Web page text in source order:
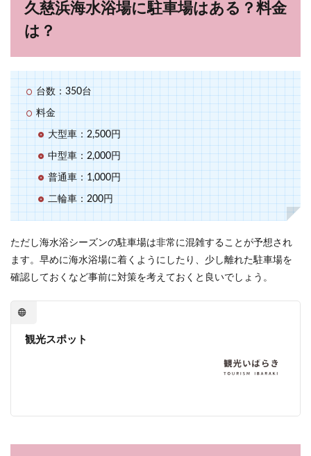
久慈浜海水浴場に駐車場はある？料金
は？
台数：350台
料金
大型車：2,500円
中型車：2,000円
普通車：1,000円
二輪車：200円
ただし海水浴シーズンの駐車場は非常に混雑することが予想され
ます。早めに海水浴場に着くようにしたり、少し離れた駐車場を
確認しておくなど事前に対策を考えておくと良いでしょう。
観光スポット